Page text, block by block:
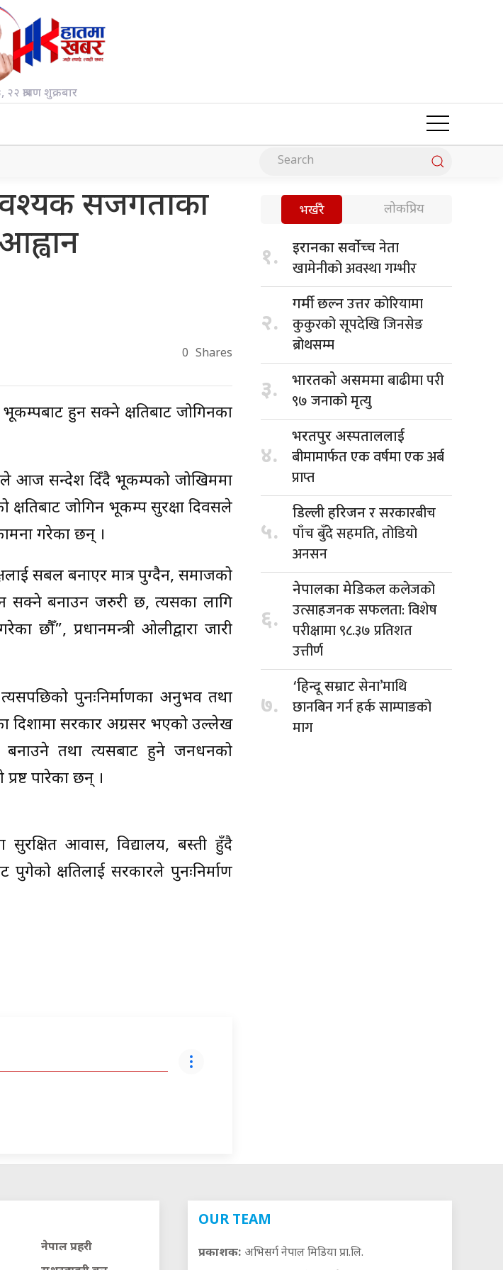
२२ श्रावण शुक्रबार
सजगताका
आह्वान
0 Shares
भूकम्पबाट हुन सक्ने क्षतिबाट जोगिनका
आज सन्देश दिँदै भूकम्पको जोखिममा
जोगिन भूकम्प सुरक्षा दिवसले
गरेका छन् ।
सबल बनाएर मात्र पुग्दैन, समाजको
सक्ने बनाउन जरुरी छ, त्यसका लागि
छौँ”, प्रधानमन्त्री ओलीद्वारा जारी
पुनःनिर्माणका अनुभव तथा
दिशामा सरकार अग्रसर भएको उल्लेख
बनाउने तथा त्यसबाट हुने जनधनको
पारेका छन् ।
सुरक्षित आवास, विद्यालय, बस्ती हुँदै
क्षतिलाई सरकारले पुनःनिर्माण
भर्खरै लोकप्रिय
१. इरानका सर्वोच्चनेता
खामेनीको अवस्था गम्भीर
२.
गर्मी छल्नउत्तर कोरियामा
कुकुरको सूपदेखि जिनसेङ
ब्रोथसम्म
३. भारतको असममाबाढीमा परी
९७ जनाको मृत्यु
४.
भरतपुर अस्पताललाई
बीमामार्फत एक वर्षमा एक अर्ब
प्राप्त
५.
डिल्ली हरिजनर सरकारबीच
पाँच बुँदे सहमति, तोडियो
अनसन
६.
नेपालका मेडिकलकलेजको
उत्साहजनक सफलता: विशेष
परीक्षामा ९८.३७ प्रतिशत
उत्तीर्ण
७.
‘हिन्दू सम्राटसेना’माथि
छानबिन गर्न हर्क साम्पाङको
माग
नेपाल प्रहरी
OUR TEAM
प्रकाशक: अभिसर्ग नेपाल मिडिया प्रा.लि.